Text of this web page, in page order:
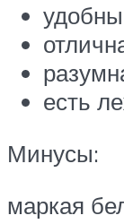
есть
Минусы:
маркая